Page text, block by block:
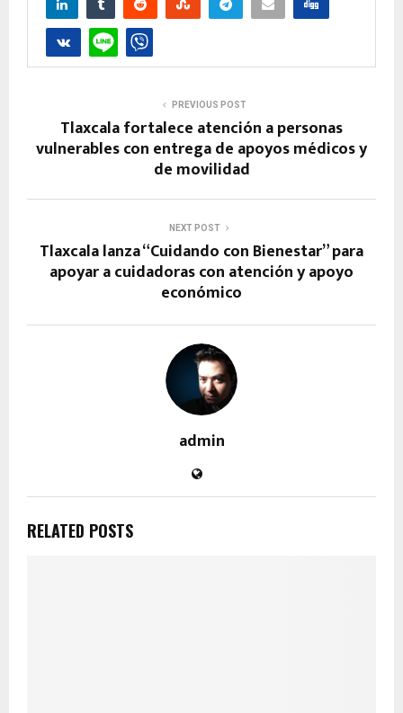
PREVIOUS POST
Tlaxcala fortalece atención a personas
vulnerables con entrega de apoyos médicos y
de movilidad
NEXT POST
Tlaxcala lanza “Cuidando con Bienestar” para
apoyar a cuidadoras con atención y apoyo
económico
admin
RELATED POSTS